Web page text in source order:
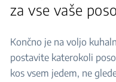
za vse vaše
Končno je na voljo
postavite katerokoli
kos vsem jedem, ne